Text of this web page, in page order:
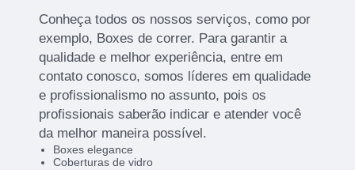
Conheça todos os nossos serviços, como por
exemplo, Boxes de correr. Para garantir a
qualidade e melhor experiência, entre em
contato conosco, somos líderes em qualidade
e profissionalismo no assunto, pois os
profissionais saberão indicar e atender você
da melhor maneira possível.
Boxes elegance
Coberturas de vidro